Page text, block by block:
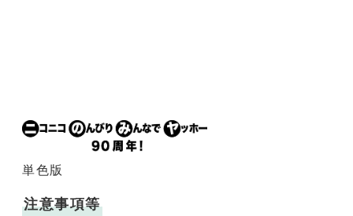
単色版
注意事項等